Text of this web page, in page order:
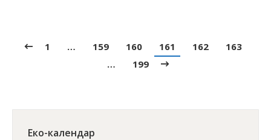
1 … 159 160 161 162
163
…
199
Еко-календар